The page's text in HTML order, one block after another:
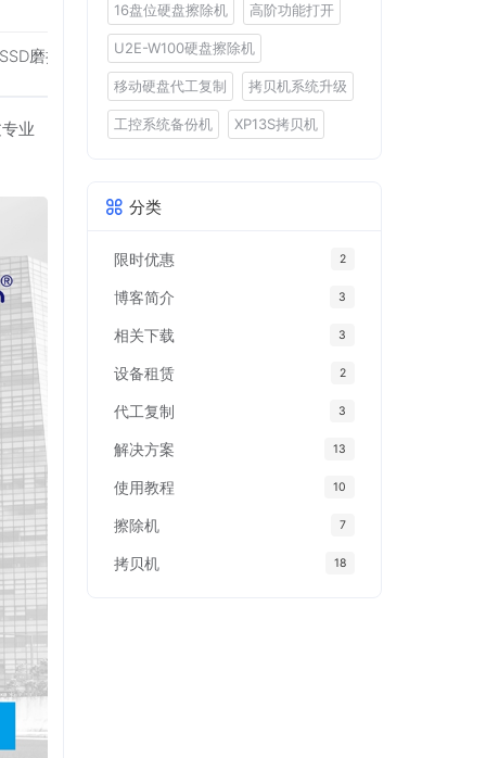
磨损均衡影响效果）
业
16盘位硬盘擦除机 高阶功能打开
U2E-W100硬盘擦除机
移动硬盘代工复制 拷贝机系统升级
工控系统备份机 XP13S拷贝机
分类
限时优惠 2
博客简介 3
相关下载 3
设备租赁 2
代工复制 3
解决方案 13
使用教程 10
擦除机 7
拷贝机 18